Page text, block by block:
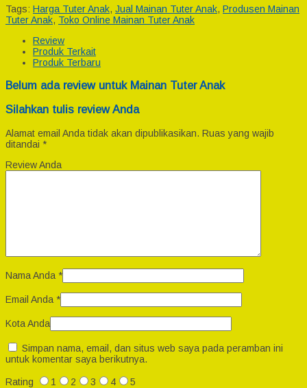
Tags: Harga Tuter Anak, Jual Mainan Tuter Anak, Produsen Mainan
Tuter Anak, Toko Online Mainan Tuter Anak
Review
Produk Terkait
Produk Terbaru
Belum ada review untuk Mainan Tuter Anak
Silahkan tulis review Anda
Alamat email Anda tidak akan dipublikasikan. Ruas yang wajib
ditandai *
Review Anda
Nama Anda *
Email Anda *
Kota Anda
Simpan nama, email, dan situs web saya pada peramban ini
untuk komentar saya berikutnya.
Rating 1 2 3 4 5